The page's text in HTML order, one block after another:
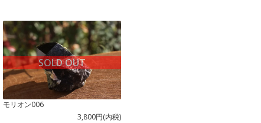
モリオン006
3,800円(内税)
SOLD OUT